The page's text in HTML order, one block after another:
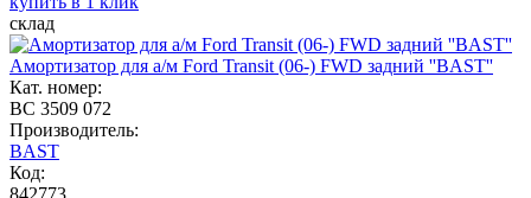
склад
Амортизатор для а/м Ford Transit (06-) FWD задний ''BAST''
Кат. номер:
BC 3509 072
Производитель:
BAST
Код:
842773